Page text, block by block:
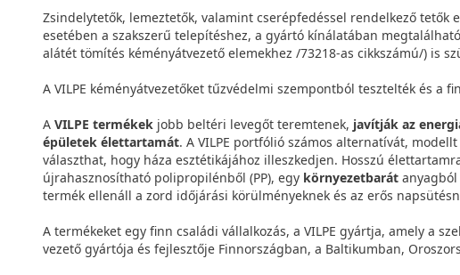
Zsindelytetők, lemeztetők, valamint cserépfedéssel rendelkező tetők
esetében a szakszerű telepítéshez, a gyártó kínálatában
alátét tömítés kéményátvezető elemekhez /73218-as cikkszámú/) is
A VILPE kéményátvezetőket tűzvédelmi szempontból tesztelték és a
A VILPE termékek jobb beltéri levegőt teremtenek, javítják az
épületek élettartamát. A VILPE portfólió számos alternatívát,
választhat, hogy háza esztétikájához illeszkedjen. Hosszú
újrahasznosítható polipropilénből (PP), egy környezetbarát anyagból
termék ellenáll a zord időjárási körülményeknek és az erős
A termékeket egy finn családi vállalkozás, a VILPE gyártja, amely a
vezető gyártója és fejlesztője Finnországban, a Baltikumban,